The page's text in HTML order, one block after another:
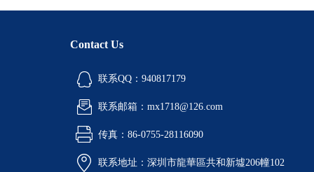
Contact Us
联系QQ：940817179
联系邮箱：mx1718@126.com
传真：86-0755-28116090
联系地址：深圳市龍華區共和新墟206幢102